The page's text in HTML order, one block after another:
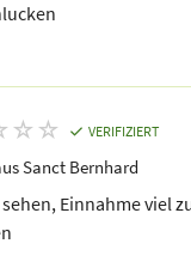
☆ ☆ VERIFIZIERT
Sanct Bernhard
Einnahme viel